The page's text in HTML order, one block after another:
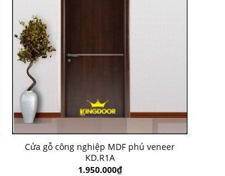
Cửa gỗ công nghiệp MDF phủ veneer
KD.R1A
1.950.000₫